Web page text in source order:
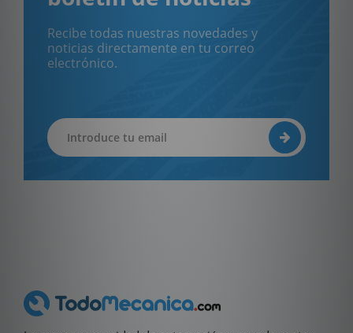
Recibe todas nuestras novedades y
noticias directamente en tu correo
electrónico.